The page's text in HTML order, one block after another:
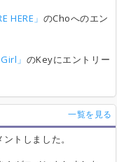
HERE」 のChoへのエン
」 のKeyにエントリー
一覧を見る
トしました。